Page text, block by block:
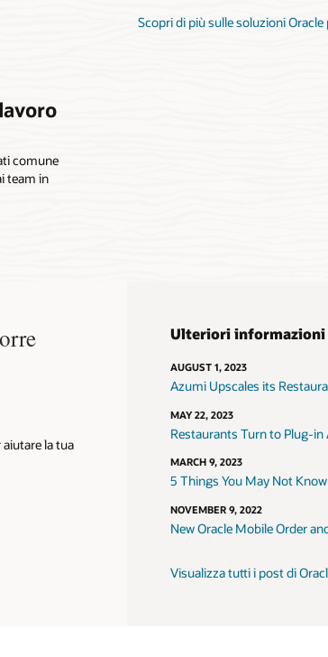
Scopri di più sulle soluzioni Oracle
comune
team in
la tua
Ulteriori informazioni
AUGUST 1, 2023
Azumi Upscales its
MAY 22, 2023
Restaurants Turn to Plug-in
MARCH 9, 2023
5 Things You May Not
NOVEMBER 9, 2022
New Oracle Mobile Order
Visualizza tutti i post di